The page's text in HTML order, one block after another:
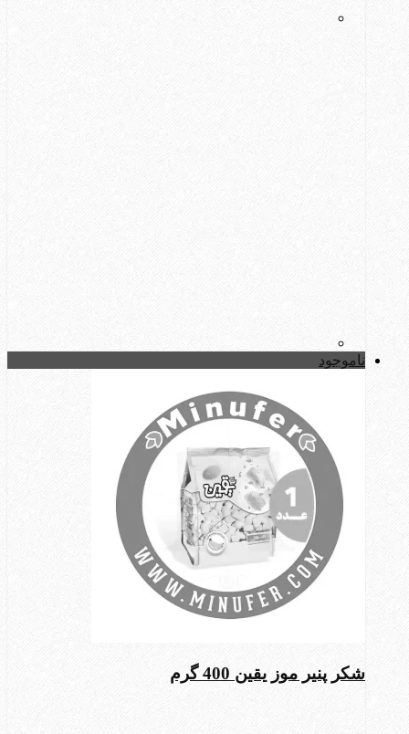
ناموجود
شکر پنیر موز یقین 400 گرم